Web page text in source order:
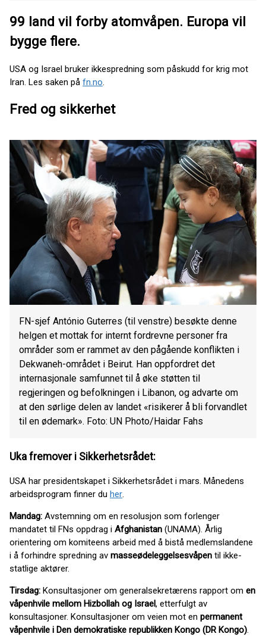
99 land vil forby atomvåpen. Europa vil
bygge flere.
USA og Israel bruker ikkespredning som påskudd for krig mot
Iran. Les saken på fn.no.
Fred og sikkerhet
FN-sjef António Guterres (til venstre) besøkte denne
helgen et mottak for internt fordrevne personer fra
områder som er rammet av den pågående konflikten i
Dekwaneh-området i Beirut. Han oppfordret det
internasjonale samfunnet til å øke støtten til
regjeringen og befolkningen i Libanon, og advarte om
at den sørlige delen av landet «risikerer å bli forvandlet
til en ødemark». Foto: UN Photo/Haidar Fahs
Uka fremover i Sikkerhetsrådet:
USA har presidentskapet i Sikkerhetsrådet i mars. Månedens
arbeidsprogram finner du her.
Mandag: Avstemning om en resolusjon som forlenger
mandatet til FNs oppdrag i Afghanistan (UNAMA). Årlig
orientering om komiteens arbeid med å bistå medlemslandene
i å forhindre spredning av masseødeleggelsesvåpen til ikke-
statlige aktører.
Tirsdag: Konsultasjoner om generalsekretærens rapport om en
våpenhvile mellom Hizbollah og Israel, etterfulgt av
konsultasjoner. Konsultasjoner om veien mot en permanent
våpenhvile i Den demokratiske republikken Kongo (DR Kongo).